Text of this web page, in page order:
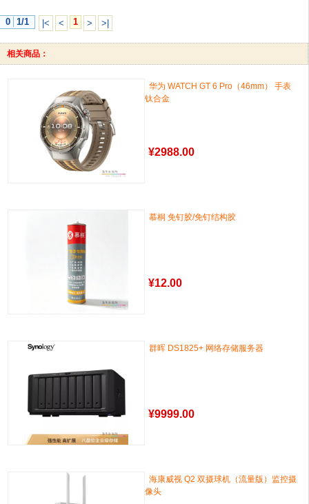
0 1/1 |< < 1 > >|
相关商品：
华为 WATCH GT 6 Pro（46mm） 手表
钛合金
¥2988.00
慕桐 免钉胶/免钉结构胶
¥12.00
群晖 DS1825+ 网络存储服务器
¥9999.00
海康威视 Q2 双摄球机（流量版）监控摄
像头